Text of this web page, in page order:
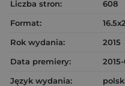
Liczba stron:
608
Format:
Rok wydania:
2015
Data premiery:
Język wydania: